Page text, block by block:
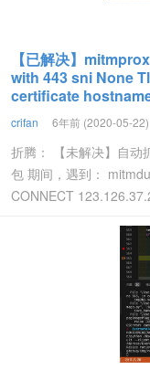
【已解决】
with 443 sni None
certificate
crifan 6年前 (2020-05-22)
折腾： 【未解决】自动
包 期间，遇到：
CONNECT